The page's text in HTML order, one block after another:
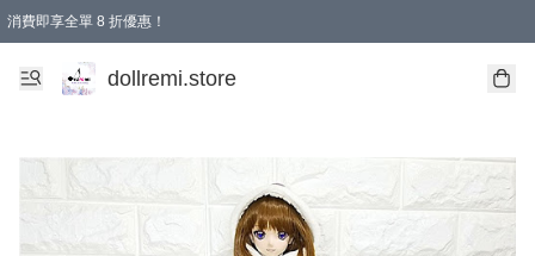
消費即享全單 8 折優惠！
購物滿 HKD 1500.00即享免運費優惠！（適用於 本地送貨、本地取貨、國際送貨 )
dollremi.store